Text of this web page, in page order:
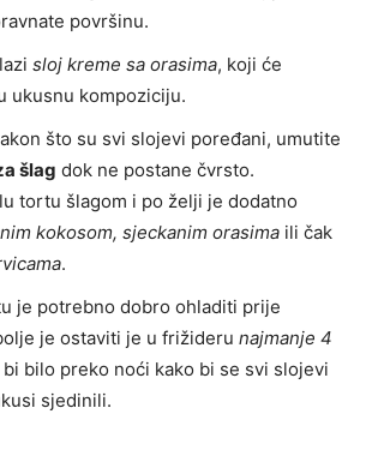
površinu.
sloj kreme sa orasima, koji će
ukusnu kompoziciju.
što su svi slojevi poređani, umutite
šlag dok ne postane čvrsto.
tortu šlagom i po želji je dodatno
kokosom, sjeckanim orasima ili čak
.
je potrebno dobro ohladiti prije
je ostaviti je u frižideru najmanje 4
bi bilo preko noći kako bi se svi slojevi
sjedinili.